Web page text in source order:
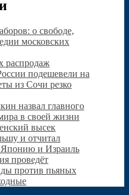
о свободе,
московских
распродаж
подешевели на
из Сочи резко
назвал главного
в своей жизни
высек
и отчитал
и Израиль
проведёт
против пьяных